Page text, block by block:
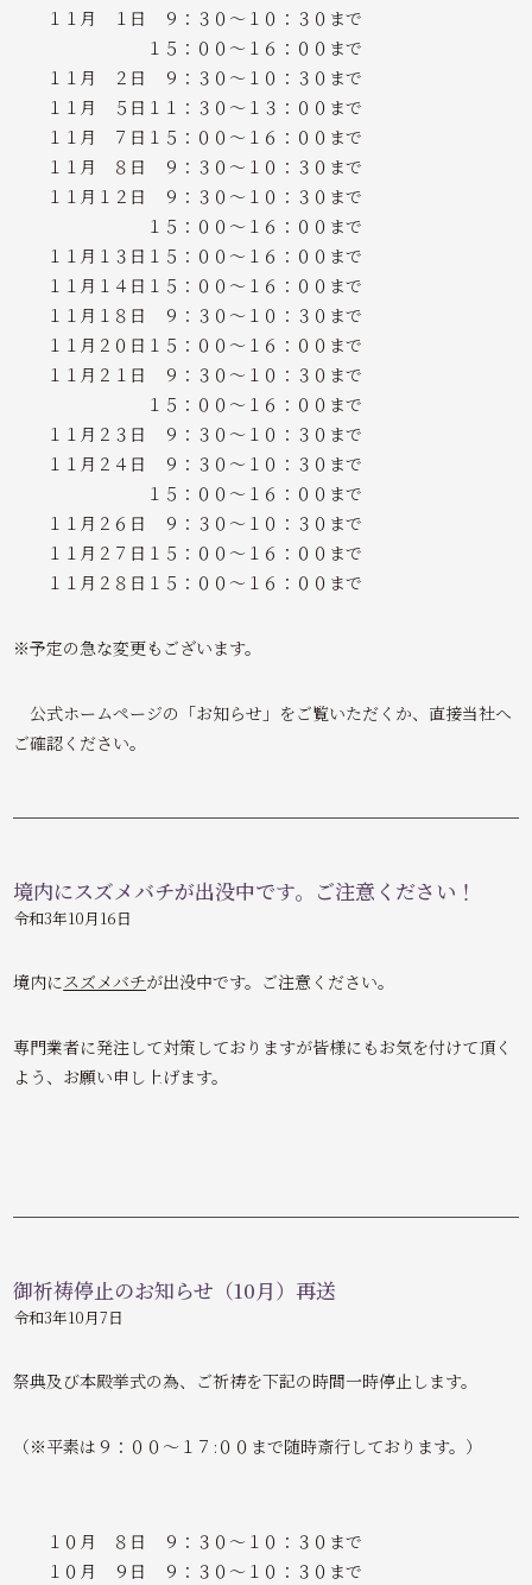
１１月 １日 ９：３０～１０：３０まで
１５：００～１６：００まで
１１月 ２日 ９：３０～１０：３０まで
１１月 ５日１１：３０～１３：００まで
１１月 ７日１５：００～１６：００まで
１１月 ８日 ９：３０～１０：３０まで
１１月１２日 ９：３０～１０：３０まで
１５：００～１６：００まで
１１月１３日１５：００～１６：００まで
１１月１４日１５：００～１６：００まで
１１月１８日 ９：３０～１０：３０まで
１１月２０日１５：００～１６：００まで
１１月２１日 ９：３０～１０：３０まで
１５：００～１６：００まで
１１月２３日 ９：３０～１０：３０まで
１１月２４日 ９：３０～１０：３０まで
１５：００～１６：００まで
１１月２６日 ９：３０～１０：３０まで
１１月２７日１５：００～１６：００まで
１１月２８日１５：００～１６：００まで
※予定の急な変更もございます。
公式ホームページの「お知らせ」をご覧いただくか、直接当社へ
ご確認ください。
境内にスズメバチが出没中です。ご注意ください！
令和3年10月16日
境内にスズメバチが出没中です。ご注意ください。
専門業者に発注して対策しておりますが皆様にもお気を付けて頂く
よう、お願い申し上げます。
御祈祷停止のお知らせ（10月）再送
令和3年10月7日
祭典及び本殿挙式の為、ご祈祷を下記の時間一時停止します。
（※平素は９：００～１７:００まで随時斎行しております。）
１０月 ８日 ９：３０～１０：３０まで
１０月 ９日 ９：３０～１０：３０まで